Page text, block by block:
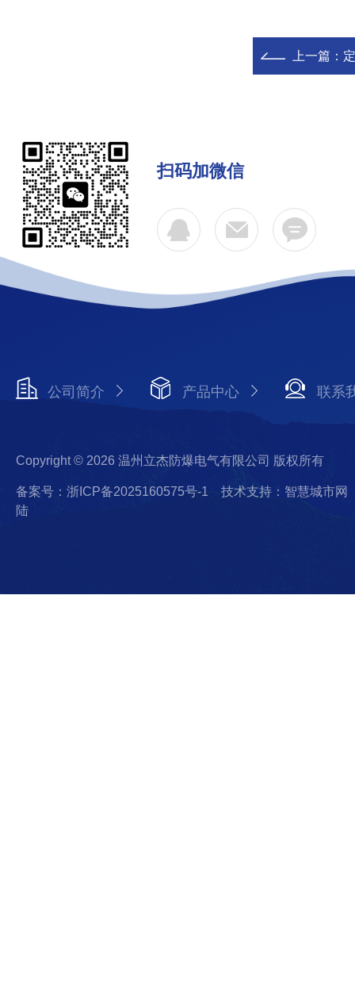
上一篇：
扫码加微信
公司简介 产品中心 联系
Copyright © 2026 温州立杰防爆电气有限公司 版权所有
备案号：浙ICP备2025160575号-1
技术支持：智慧城市网
陆